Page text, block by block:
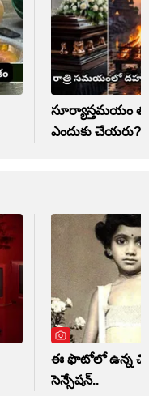
సూర్యాస్తమయం
ఎందుకు చేయరు?
ఈ ఫొటోలో ఉన్న
సెన్సేషన్..